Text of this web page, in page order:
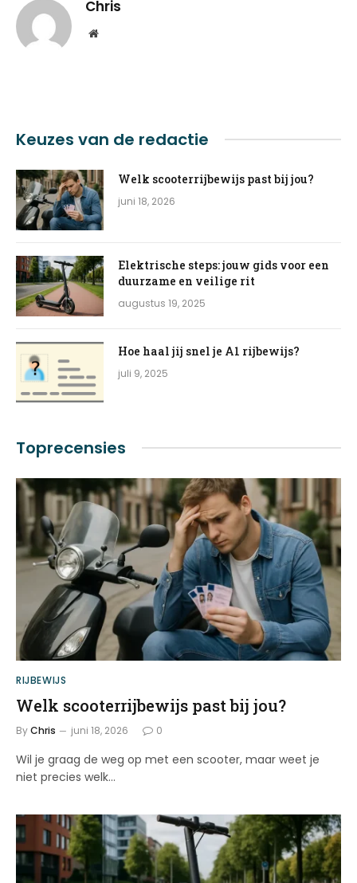
Chris
Website
Keuzes van de redactie
Welk scooterrijbewijs past bij jou?
juni 18, 2026
Elektrische steps: jouw gids voor een
duurzame en veilige rit
augustus 19, 2025
Hoe haal jij snel je A1 rijbewijs?
juli 9, 2025
Toprecensies
RIJBEWIJS
Welk scooterrijbewijs past bij jou?
ByChris juni 18, 2026 0
Wil je graag de weg op met een scooter, maar weet je
niet precies welk…